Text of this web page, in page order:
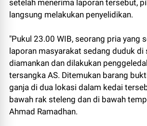
setelah menerima laporan tersebut,
langsung melakukan penyelidikan.
"Pukul 23.00 WIB, seorang pria yang
laporan masyarakat sedang duduk di
diamankan dan dilakukan
tersangka AS. Ditemukan barang
ganja di dua lokasi dalam kedai
bawah rak steleng dan di bawah
Ahmad Ramadhan.